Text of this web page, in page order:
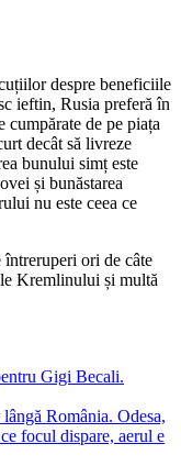
despre beneficiile
ieftin, Rusia preferă în
cumpărate de pe piața
decât să livreze
bunului simț este
și bunăstarea
nu este ceea ce
ori de câte
Kremlinului și multă
Gigi Becali.
România. Odesa,
focul dispare, aerul e